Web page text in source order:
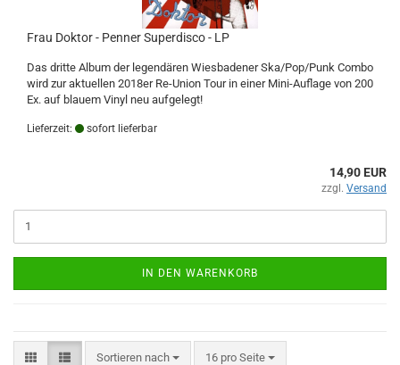
Frau Doktor - Penner Superdisco - LP
Das dritte Album der legendären Wiesbadener Ska/Pop/Punk Combo
wird zur aktuellen 2018er Re-Union Tour in einer Mini-Auflage von 200
Ex. auf blauem Vinyl neu aufgelegt!
Lieferzeit: sofort lieferbar
14,90 EUR
zzgl. Versand
IN DEN WARENKORB
Sortieren nach
Sortieren nach 16 pro Seite
pro Seite